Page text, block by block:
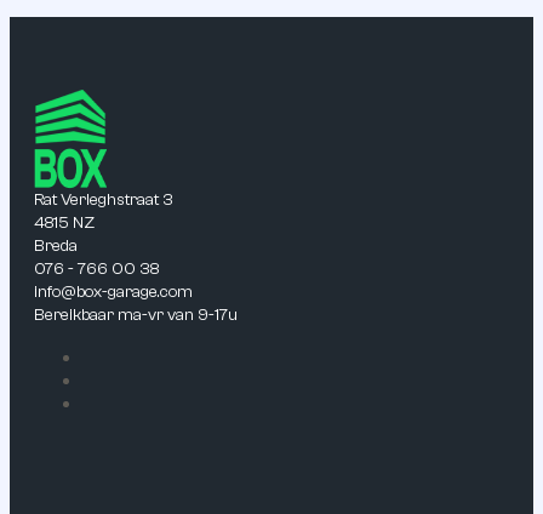
Rat Verleghstraat 3
4815 NZ
Breda
076 - 766 00 38
info@box-garage.com
Bereikbaar ma-vr van 9-17u